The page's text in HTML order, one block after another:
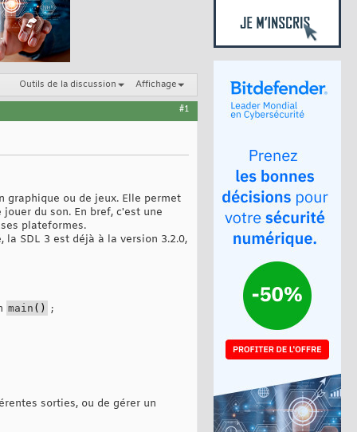
Outils de la discussion Affichage
#1
graphique ou de jeux. Elle permet
du son. En bref, c'est une
plateformes.
SDL 3 est déjà à la version 3.2.0,
main ( ) ;
sorties, ou de gérer un